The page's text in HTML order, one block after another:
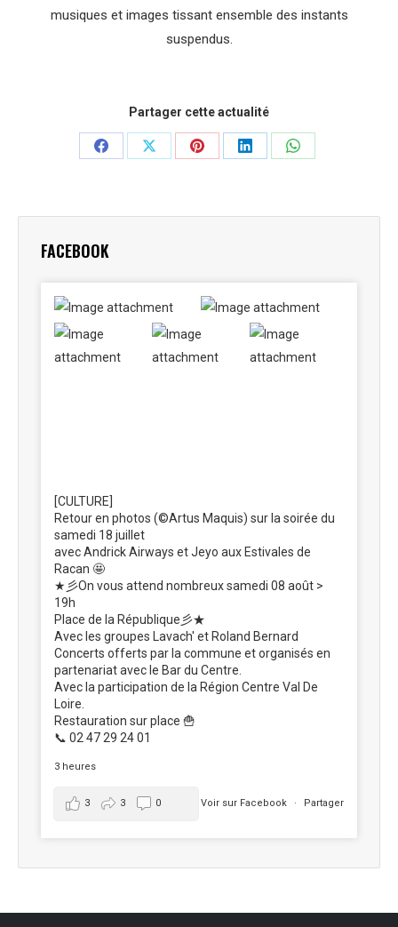
musiques et images tissant ensemble des instants
suspendus.
Partager cette actualité
PartagerPartagerPartagerPartagerPartager
FACEBOOK
[CULTURE]
Retour en photos (©Artus Maquis) sur la soirée du
samedi 18 juillet
avec Andrick Airways et Jeyo aux Estivales de
Racan 🤩
★彡On vous attend nombreux samedi 08 août >
19h
Place de la République彡★
Avec les groupes Lavach' et Roland Bernard
Concerts offerts par la commune et organisés en
partenariat avec le Bar du Centre.
Avec la participation de la Région Centre Val De
Loire.
Restauration sur place 🍟
📞 02 47 29 24 01
3 heures
Voir sur Facebook · Partager
3 3 0